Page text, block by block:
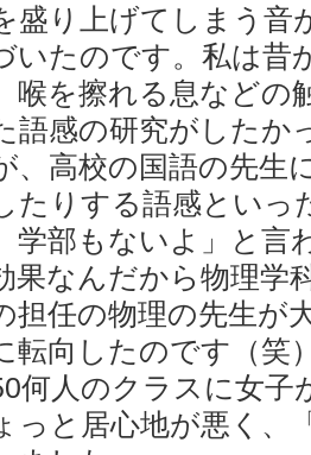
盛り上げてしまう音
いたのです。私は昔
喉を擦れる息などの
語感の研究がしたか
、高校の国語の先生
たりする語感とい
学部もないよ」と言
果なんだから物理学
担任の物理の先生が
転向したのです（笑
何人のクラスに女
っと居心地が悪く、